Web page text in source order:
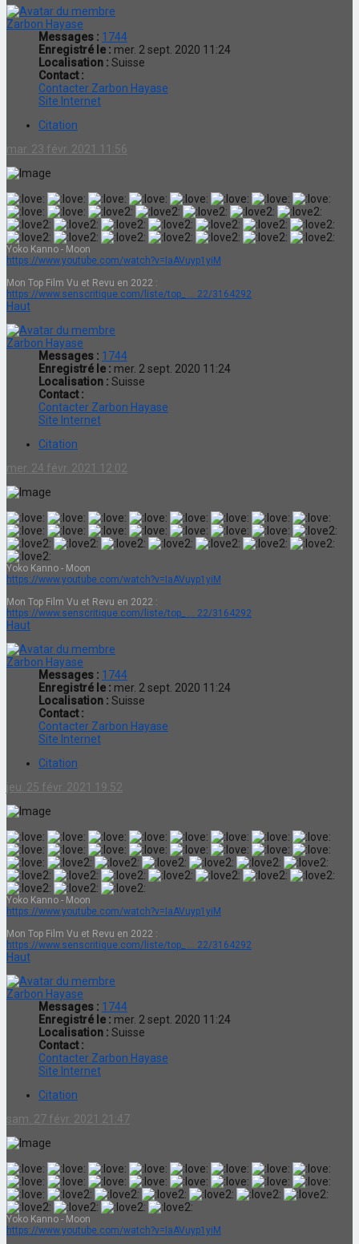
Zarbon Hayase
Messages : 1744
Enregistré le : mer. 2 sept. 2020 11:24
Localisation : Suisse
Contact :
Contacter Zarbon Hayase
Site Internet
Citation
mar. 23 févr. 2021 11:56
Yoko Kanno - Moon
https://www.youtube.com/watch?v=IaAVuyp1yiM
Mon Top Film Vu et Revu en 2022 :
https://www.senscritique.com/liste/top_ ... 22/3164292
Haut
Zarbon Hayase
Messages : 1744
Enregistré le : mer. 2 sept. 2020 11:24
Localisation : Suisse
Contact :
Contacter Zarbon Hayase
Site Internet
Citation
mer. 24 févr. 2021 12:02
Yoko Kanno - Moon
https://www.youtube.com/watch?v=IaAVuyp1yiM
Mon Top Film Vu et Revu en 2022 :
https://www.senscritique.com/liste/top_ ... 22/3164292
Haut
Zarbon Hayase
Messages : 1744
Enregistré le : mer. 2 sept. 2020 11:24
Localisation : Suisse
Contact :
Contacter Zarbon Hayase
Site Internet
Citation
jeu. 25 févr. 2021 19:52
Yoko Kanno - Moon
https://www.youtube.com/watch?v=IaAVuyp1yiM
Mon Top Film Vu et Revu en 2022 :
https://www.senscritique.com/liste/top_ ... 22/3164292
Haut
Zarbon Hayase
Messages : 1744
Enregistré le : mer. 2 sept. 2020 11:24
Localisation : Suisse
Contact :
Contacter Zarbon Hayase
Site Internet
Citation
sam. 27 févr. 2021 21:47
Yoko Kanno - Moon
https://www.youtube.com/watch?v=IaAVuyp1yiM